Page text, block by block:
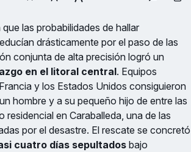
las probabilidades de hallar
drásticamente por el paso de las
conjunta de alta precisión logró un
en el litoral central. Equipos
y los Estados Unidos consiguieron
hombre y a su pequeño hijo de entre las
residencial en Caraballeda, una de las
por el desastre. El rescate se concretó
cuatro días sepultados bajo